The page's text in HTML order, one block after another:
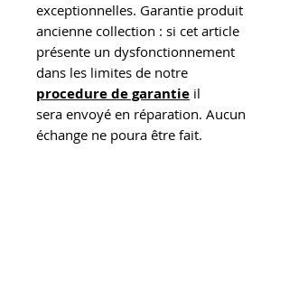
exceptionnelles. Garantie produit
ancienne collection : si cet article
présente un dysfonctionnement
dans les limites de notre
procedure de garantie il
sera envoyé en réparation. Aucun
échange ne poura être fait.